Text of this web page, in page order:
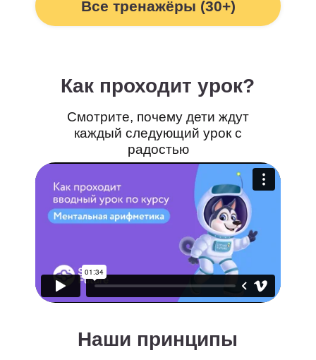
Ментальная арифметика
Математика